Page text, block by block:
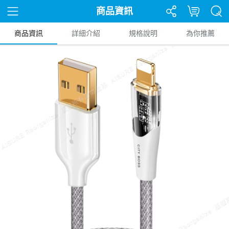
商品資訊
商品資訊 詳細介紹 規格說明 為你推薦